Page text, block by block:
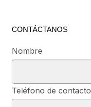
CONTÁCTANOS
Nombre
Teléfono de contacto